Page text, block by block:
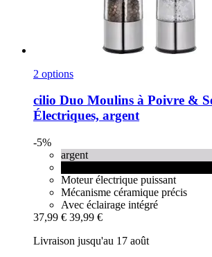
2 options
cilio Duo Moulins à Poivre &
Électriques, argent
-5%
argent
Moteur électrique puissant
Mécanisme céramique précis
Avec éclairage intégré
37,99 € 39,99 €
Livraison jusqu'au 17 août